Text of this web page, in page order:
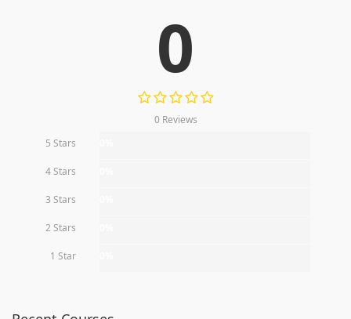
0
0 Reviews
5 Stars
4 Stars
3 Stars
2 Stars
1 Star